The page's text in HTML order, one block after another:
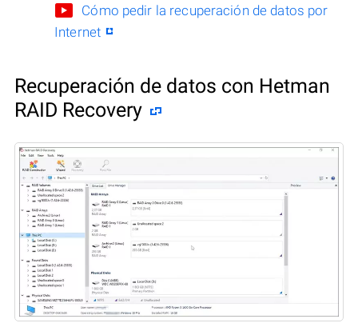
Cómo pedir la recuperación de datos por
Internet
Recuperación de datos con Hetman
RAID Recovery